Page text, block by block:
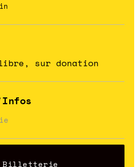
sur donation
Billetterie